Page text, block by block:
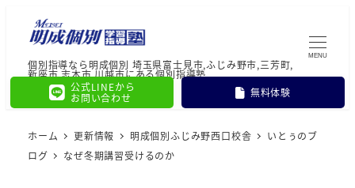
個別指導なら明成個別 埼玉県富士見市,ふじみ野市,三芳町,
新座市,志木市,川越市にある個別指導塾
公式LINEから
お問い合わせ
無料体験
MENU
ホーム 更新情報 明成個別ふじみ野西口校舎
いとぅのブ
ログ
なぜ冬期講習受けるのか